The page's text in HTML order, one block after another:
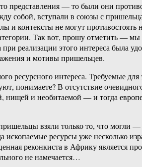
представления — то были они
вступали в союзы с
и контексты не могут
Так вот, прошу отметить —
этого интереса была
и мотивы пришельцев.
ресурсного интереса. Требуемые
понимаете? В отсутствие
нищей и необитаемой — и тогда
взяли только то, что могли
ресурсы уже несколько
реконкиста в Африку является
не намечается…